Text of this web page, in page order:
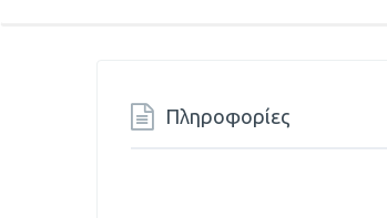
Πληροφορίες